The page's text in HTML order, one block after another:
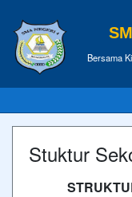
Bersama
Stuktur